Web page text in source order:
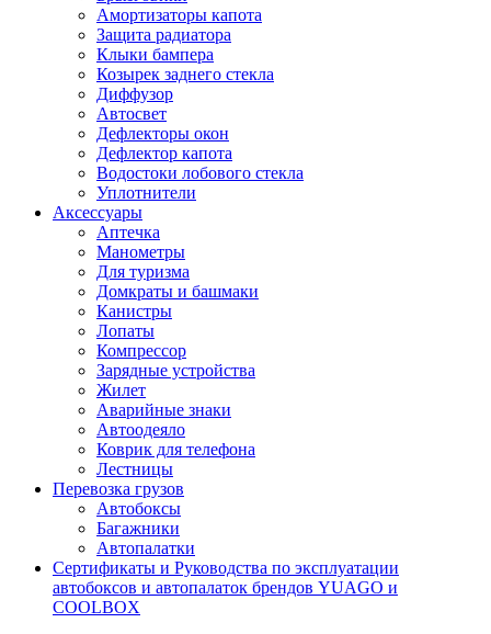
Амортизаторы капота
Защита радиатора
Клыки бампера
Козырек заднего стекла
Диффузор
Автосвет
Дефлекторы окон
Дефлектор капота
Водостоки лобового стекла
Уплотнители
Аксессуары
Аптечка
Манометры
Для туризма
Домкраты и башмаки
Канистры
Лопаты
Компрессор
Зарядные устройства
Жилет
Аварийные знаки
Автоодеяло
Коврик для телефона
Лестницы
Перевозка грузов
Автобоксы
Багажники
Автопалатки
Сертификаты и Руководства по эксплуатации
автобоксов и автопалаток брендов YUAGO и
COOLBOX